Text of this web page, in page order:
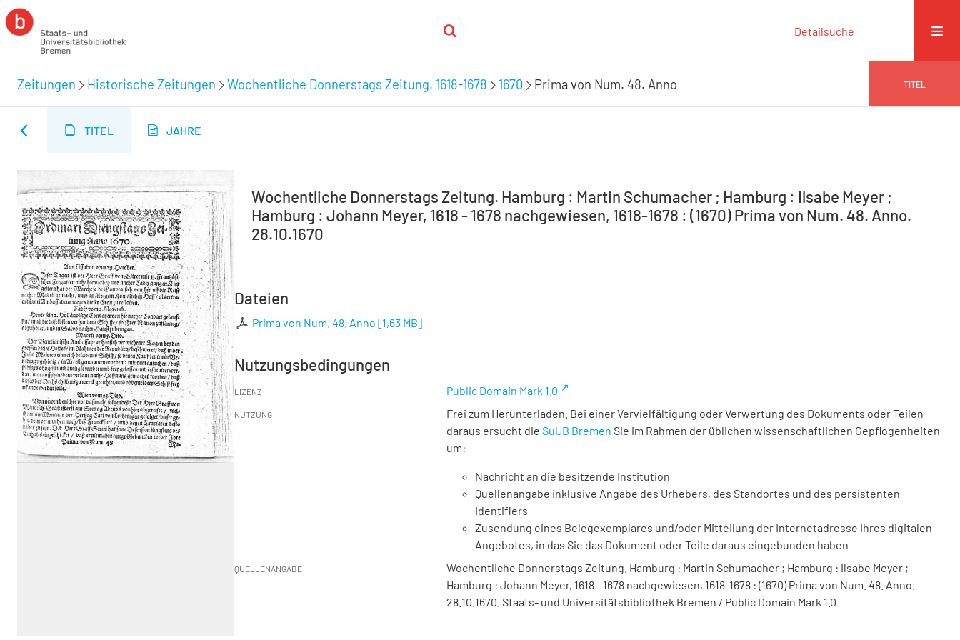
Detailsuche
Zeitungen Historische Zeitungen Wochentliche Donnerstags Zeitung. 1618-1678 1670 Prima von Num. 48. Anno TITEL
TITEL JAHRE
Wochentliche Donnerstags Zeitung. Hamburg : Martin Schumacher ; Hamburg : Ilsabe Meyer ;
Hamburg : Johann Meyer, 1618 - 1678 nachgewiesen, 1618-1678 : (1670) Prima von Num. 48. Anno.
28.10.1670
Dateien
Prima von Num. 48. Anno [1,63 MB]
Nutzungsbedingungen
LIZENZ Public Domain Mark 1.0
NUTZUNG
Frei zum Herunterladen. Bei einer Vervielfältigung oder Verwertung des Dokuments oder Teilen
daraus ersucht die SuUB Bremen Sie im Rahmen der üblichen wissenschaftlichen Gepflogenheiten
um:
Nachricht an die besitzende Institution
Quellenangabe inklusive Angabe des Urhebers, des Standortes und des persistenten
Identifiers
Zusendung eines Belegexemplares und/oder Mitteilung der Internetadresse Ihres digitalen
Angebotes, in das Sie das Dokument oder Teile daraus eingebunden haben
QUELLENANGABE
Wochentliche Donnerstags Zeitung. Hamburg : Martin Schumacher ; Hamburg : Ilsabe Meyer ;
Hamburg : Johann Meyer, 1618 - 1678 nachgewiesen, 1618-1678 : (1670) Prima von Num. 48. Anno.
28.10.1670. Staats- und Universitätsbibliothek Bremen / Public Domain Mark 1.0